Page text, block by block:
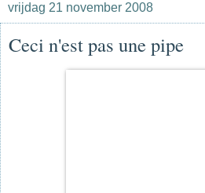
vrijdag 21 november 2008
Ceci n'est pas une pipe